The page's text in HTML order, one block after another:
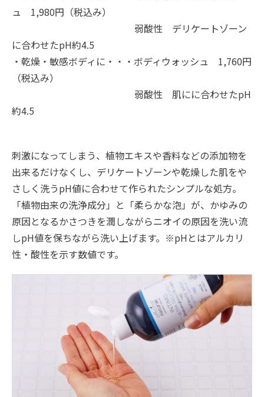
ュ 1,980円（税込み）
弱酸性 デリケートゾーン
に合わせたpH約4.5
・乾燥・敏感ボディに・・・ボディウォッシュ 1,760円
（税込み）
弱酸性 肌にに合わせたpH
約4.5
刺激になってしまう、植物エキスや香料などの添加物を
出来るだけなくし、デリケートゾーンや乾燥した肌をや
さしく洗うpH値に合わせて作られたシンプルな処方。
「植物由来の洗浄成分」と「柔らかな泡」が、かゆみの
原因となるかさつきを潤しながらニオイの原因を洗い流
しpH値を保ちながら洗い上げます。※pHとはアルカリ
性・酸性を示す数値です。